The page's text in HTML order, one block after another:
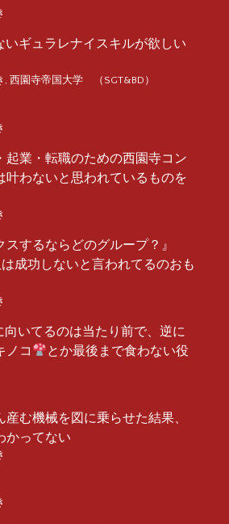
いギュラレナイスキルが欲しい
西園寺帝国大学 （SGT&BD）
起業・転職のための西園寺コン
わないと思われているものを
スするならどのグループ？』
成功しないと言われてるのおも
いてるのは当たり前で、逆に
ノコ
とか最後まで食わない役
産む機械を図に乗らせた結果、
かってない